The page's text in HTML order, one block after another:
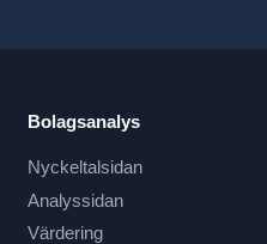
Bolagsanalys
Nyckeltalsidan
Analyssidan
Värdering